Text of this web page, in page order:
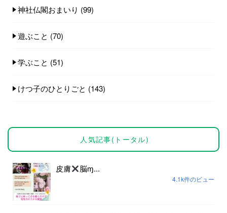
神社仏閣おまいり (99)
遊ぶこと (70)
学ぶこと (51)
けつ子のひとりごと (143)
人気記事(トータル)
皮膚 脳ɱ...
4.1k件のビュー